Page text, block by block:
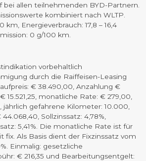
bei allen teilnehmenden BYD-Partnern.
kombiniert nach WLTP.
km, Energieverbrauch: 17,8 – 16,4
0 g/100 km.
vorbehaltlich
durch die Raiffeisen-Leasing
€ 38.490,00, Anzahlung €
15.521,25, monatliche Rate: € 279,00,
gefahrene Kilometer: 10.000,
Sollzinssatz: 4,78%,
5,41%. Die monatliche Rate ist für
fix. Als Basis dient der Fixzinssatz vom
Einmalig: gesetzliche
€ 216,35 und Bearbeitungsentgelt: